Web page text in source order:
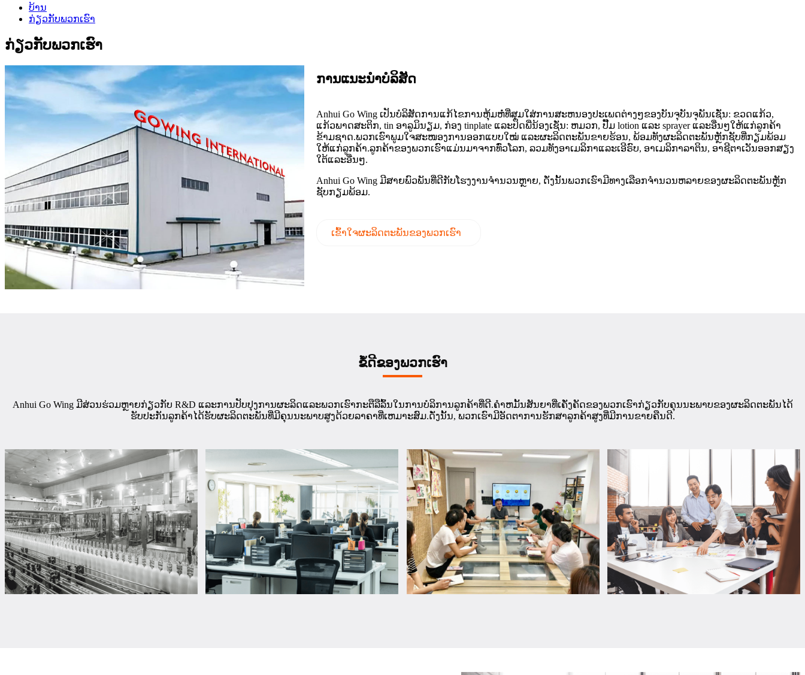
ບ້ານ
ກ່ຽວ​ກັບ​ພວກ​ເຮົາ
ກ່ຽວ​ກັບ​ພວກ​ເຮົາ
ການແນະນໍາບໍລິສັດ
Anhui Go Wing ເປັນບໍລິສັດການແກ້ໄຂການຫຸ້ມຫໍ່ທີ່ສຸມໃສ່ການສະຫນອງປະເພດຕ່າງໆຂອງບັນຈຸບັນຈຸພັນເຊັ່ນ: ຂວດແກ້ວ,
ແກ້ວພາດສະຕິກ, tin ອາລູມິນຽມ, ກ່ອງ tinplate ແລະປິດພີ່ນ້ອງເຊັ່ນ: ຫມວກ, ປັ໊ມ lotion ແລະ sprayer ແລະອື່ນໆໃຫ້ແກ່ລູກຄ້າ
ຂ້າມຊາດ.ພວກເຮົາພູມໃຈສະໜອງການອອກແບບໃໝ່ ແລະຜະລິດຕະພັນຂາຍຮ້ອນ, ພ້ອມທັງຜະລິດຕະພັນຫຼັກຊັບທີ່ກຽມພ້ອມ
ໃຫ້ແກ່ລູກຄ້າ.ລູກຄ້າຂອງພວກເຮົາແມ່ນມາຈາກທົ່ວໂລກ, ລວມທັງອາເມລິກາແລະເອີຣົບ, ອາເມລິກາລາຕິນ, ອາຊີຕາເວັນອອກສຽງ
ໃຕ້ແລະອື່ນໆ.
Anhui Go Wing ມີສາຍພົວພັນທີ່ດີກັບໂຮງງານຈໍານວນຫຼາຍ, ດັ່ງນັ້ນພວກເຮົາມີທາງເລືອກຈໍານວນຫລາຍຂອງຜະລິດຕະພັນຫຼັກ
ຊັບກຽມພ້ອມ.
ເຂົ້າໃຈຜະລິດຕະພັນຂອງພວກເຮົາ
ຂໍ້ດີຂອງພວກເຮົາ
Anhui Go Wing ມີສ່ວນຮ່ວມຫຼາຍກ່ຽວກັບ R&D ແລະການປັບປຸງການຜະລິດແລະພວກເຮົາກະຕືລືລົ້ນໃນການບໍລິການລູກຄ້າທີ່ດີ.ຄໍາຫມັ້ນສັນຍາທີ່ເຄັ່ງຄັດຂອງພວກເຮົາກ່ຽວກັບຄຸນນະພາບຂອງຜະລິດຕະພັນໄດ້
ຮັບປະກັນລູກຄ້າໄດ້ຮັບຜະລິດຕະພັນທີ່ມີຄຸນນະພາບສູງດ້ວຍລາຄາທີ່ເຫມາະສົມ.ດັ່ງນັ້ນ, ພວກເຮົາມີອັດຕາການຮັກສາລູກຄ້າສູງທີ່ມີການຂາຍຄືນດີ.